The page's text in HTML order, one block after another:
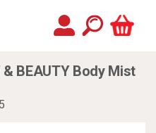
& BEAUTY Body Mist